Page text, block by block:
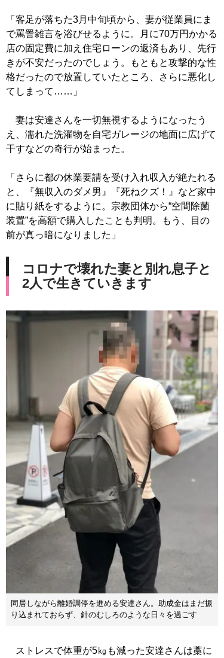
「客足が落ちた3月中旬頃から、妻が従業員にま
で罵詈雑言を浴びせるように。月に70万円かかる
店の固定費に加え住宅ローンの返済もあり、先行
きが不安だったのでしょう。もともと攻撃的な性
格だったので放置していたところ、さらに悪化し
てしまって……」
妻は安達さんを一切無視するようになったう
え、濡れた洗濯物を自宅ガレージの地面に広げて
干すなどの奇行が始まった。
「さらに都の休業要請を受け入れ収入が絶たれる
と、『無収入のダメ男』『死ねクズ！』など家中
に貼り紙をするように。宗教団体から“空間除菌
装置”を高額で購入したことも判明。もう、目の
前が真っ暗になりました」
コロナで壊れた妻と別れ息子と
2人で生きていきます
同居しながら離婚調停を進める安達さん。助成金はまだ振
り込まれておらず、針のむしろのような日々を過ごす
ストレスで体重が5㎏も減った安達さんは藁に